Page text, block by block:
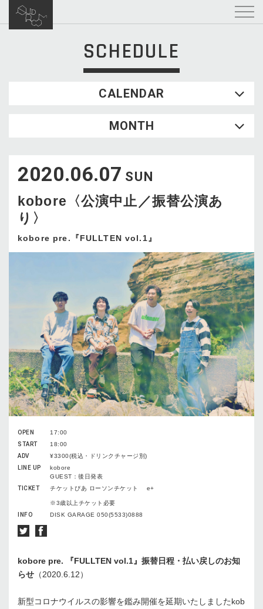
SCHEDULE
CALENDAR
WED
2
3 4 5
16
17 18 19 20 21
23
30
31
MONTH
2020.06.07 SUN
kobore〈公演中止／振替公演あ
り〉
kobore pre.『FULLTEN vol.1』
OPEN
17:00
START
18:00
ADV
¥3300(税込・ドリンクチャージ別)
LINE UP
kobore
GUEST：後日発表
TICKET
チケットぴあ ローソンチケット e+
※3歳以上チケット必要
INFO
DISK GARAGE 050(5533)0888
kobore pre. 『FULLTEN vol.1』振替日程・払い戻しのお知
らせ （2020.6.12）
新型コロナウイルスの影響を鑑み開催を延期いたしましたkob